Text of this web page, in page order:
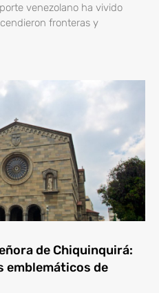
venezolano ha vivido
fronteras y
de Chiquinquirá:
emblemáticos de